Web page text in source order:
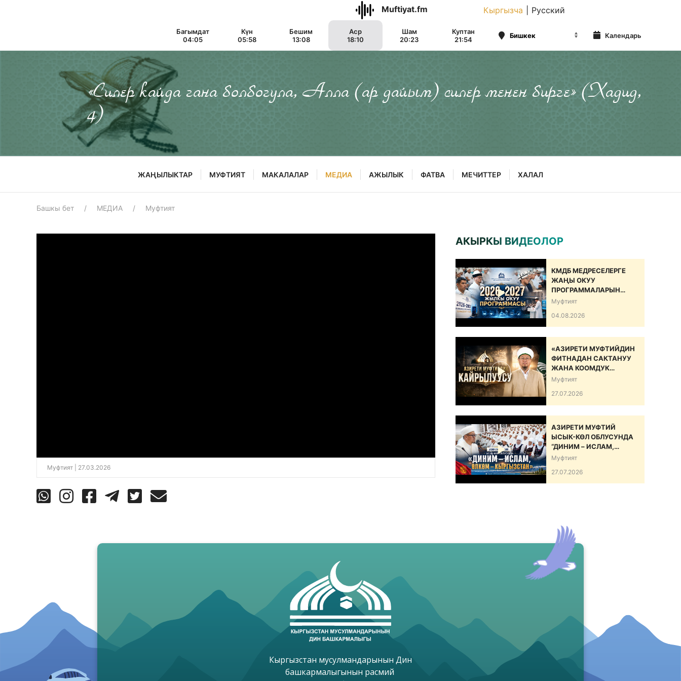
Muftiyat.fm Кыргызча Русский
Багымдат
04:05
Күн
05:58
Бешим
13:08
Аср
18:10
Шам
20:23
Куптан
21:54
Календарь
«Силер кайда гана болбогула, Алла (ар дайым) силер менен бирге» (Хадид,
4)
ЖАҢЫЛЫКТАР МУФТИЯТ МАКАЛАЛАР МЕДИА АЖЫЛЫК ФАТВА МЕЧИТТЕР ХАЛАЛ
Башкы бет МЕДИА Муфтият
Муфтият | 27.03.2026
АКЫРКЫ ВИДЕОЛОР
КМДБ МЕДРЕСЕЛЕРГЕ
ЖАҢЫ ОКУУ
ПРОГРАММАЛАРЫН
САНАРИПТИК БИЛИМ
ДОЛБООРДУ ИШКЕ
КИРГИЗДИ
Муфтият
04.08.2026
«АЗИРЕТИ МУФТИЙДИН
ФИТНАДАН САКТАНУУ
ЖАНА КООМДУК
ЫНТЫМАКТЫ БЕКЕМДӨӨ
Муфтият
27.07.2026
АЗИРЕТИ МУФТИЙ
ЫСЫК-КӨЛ ОБЛУСУНДА
“ДИНИМ – ИСЛАМ,
ӨЛКӨМ – КЫРГЫЗСТАН”
ӨТКӨРДҮ
Муфтият
27.07.2026
Кыргызстан мусулмандарынын Дин
башкармалыгынын расмий